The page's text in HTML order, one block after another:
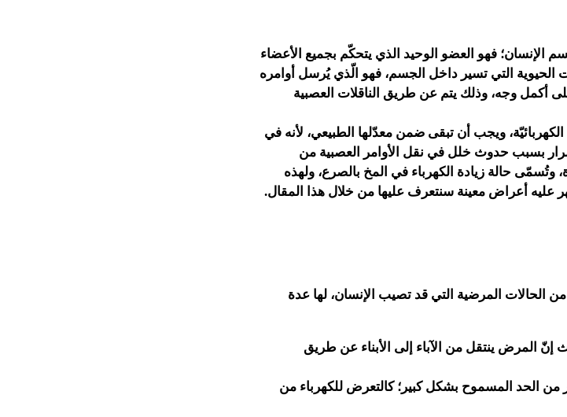
الإنسان؛ فهو العضو الوحيد الذي يتحكّم بجميع الأعضاء
الحيوية التي تسير داخل الجسم، فهو الّذي يُرسل أوامره
أكمل وجه، وذلك يتم عن طريق الناقلات العصبية
ويجب أن تبقى ضمن معدّلها الطبيعي، لأنه في
بسبب حدوث خلل في نقل الأوامر العصبية من
وتُسمّى حالة زيادة الكهرباء في المخ بالصرع، ولهذه
عليه أعراض معينة سنتعرف عليها من خلال هذا المقال.
من الحالات المرضية التي قد تصيب الإنسان، لها عدة
إنّ المرض ينتقل من الآباء إلى الأبناء عن طريق
من الحد المسموح بشكل كبير؛ كالتعرض للكهرباء من